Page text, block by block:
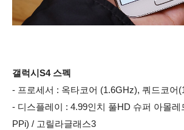
갤럭시S4 스펙
- 프로세서 : 옥타코어 (1.6GHz), 쿼드코어
- 디스플레이 : 4.99인치 풀HD 슈퍼 아몰레
PPi) / 고릴라글래스3